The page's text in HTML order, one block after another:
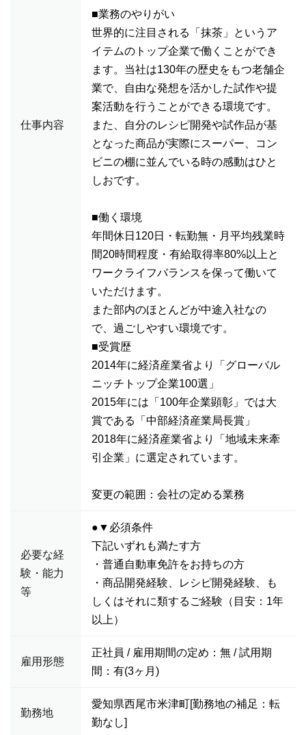
仕事内容
■業務のやりがい
世界的に注目される「抹茶」というア
イテムのトップ企業で働くことができ
ます。当社は130年の歴史をもつ老舗企
業で、自由な発想を活かした試作や提
案活動を行うことができる環境です。
また、自分のレシピ開発や試作品が基
となった商品が実際にスーパー、コン
ビニの棚に並んでいる時の感動はひと
しおです。
■働く環境
年間休日120日・転勤無・月平均残業時
間20時間程度・有給取得率80%以上と
ワークライフバランスを保って働いて
いただけます。
また部内のほとんどが中途入社なの
で、過ごしやすい環境です。
■受賞歴
2014年に経済産業省より「グローバル
ニッチトップ企業100選」
2015年には「100年企業顕彰」では大
賞である「中部経済産業局長賞」
2018年に経済産業省より「地域未来牽
引企業」に選定されています。
変更の範囲：会社の定める業務
必要な経
験・能力
等
●▼必須条件
下記いずれも満たす方
・普通自動車免許をお持ちの方
・商品開発経験、レシピ開発経験、も
しくはそれに類するご経験（目安：1年
以上）
雇用形態
正社員 / 雇用期間の定め：無 / 試用期
間：有(3ヶ月)
勤務地
愛知県西尾市米津町[勤務地の補足：転
勤なし]